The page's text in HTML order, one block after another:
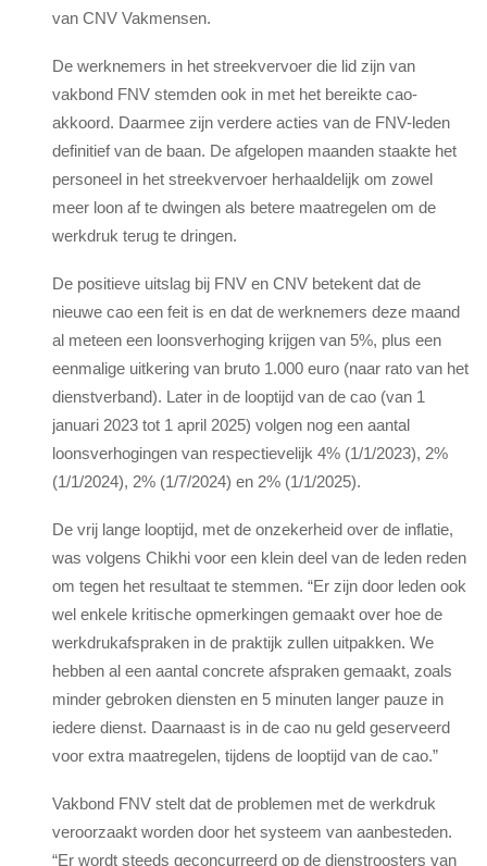
van CNV Vakmensen.
De werknemers in het streekvervoer die lid zijn van
vakbond FNV stemden ook in met het bereikte cao-
akkoord. Daarmee zijn verdere acties van de FNV-leden
definitief van de baan. De afgelopen maanden staakte het
personeel in het streekvervoer herhaaldelijk om zowel
meer loon af te dwingen als betere maatregelen om de
werkdruk terug te dringen.
De positieve uitslag bij FNV en CNV betekent dat de
nieuwe cao een feit is en dat de werknemers deze maand
al meteen een loonsverhoging krijgen van 5%, plus een
eenmalige uitkering van bruto 1.000 euro (naar rato van het
dienstverband). Later in de looptijd van de cao (van 1
januari 2023 tot 1 april 2025) volgen nog een aantal
loonsverhogingen van respectievelijk 4% (1/1/2023), 2%
(1/1/2024), 2% (1/7/2024) en 2% (1/1/2025).
De vrij lange looptijd, met de onzekerheid over de inflatie,
was volgens Chikhi voor een klein deel van de leden reden
om tegen het resultaat te stemmen. “Er zijn door leden ook
wel enkele kritische opmerkingen gemaakt over hoe de
werkdrukafspraken in de praktijk zullen uitpakken. We
hebben al een aantal concrete afspraken gemaakt, zoals
minder gebroken diensten en 5 minuten langer pauze in
iedere dienst. Daarnaast is in de cao nu geld geserveerd
voor extra maatregelen, tijdens de looptijd van de cao.”
Vakbond FNV stelt dat de problemen met de werkdruk
veroorzaakt worden door het systeem van aanbesteden.
“Er wordt steeds geconcurreerd op de dienstroosters van